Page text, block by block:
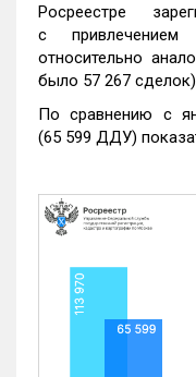
Росреестре
с привлечением
относительно
было 57 267
По сравнению с
(65 599 ДДУ)